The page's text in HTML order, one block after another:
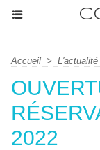
Accueil > L'actualité
2022